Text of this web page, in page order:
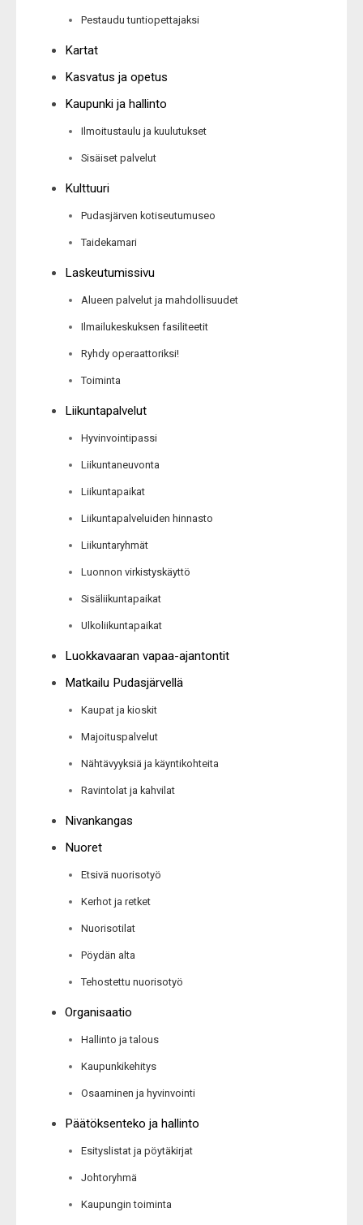
Pestaudu tuntiopettajaksi
Kartat
Kasvatus ja opetus
Kaupunki ja hallinto
Ilmoitustaulu ja kuulutukset
Sisäiset palvelut
Kulttuuri
Pudasjärven kotiseutumuseo
Taidekamari
Laskeutumissivu
Alueen palvelut ja mahdollisuudet
Ilmailukeskuksen fasiliteetit
Ryhdy operaattoriksi!
Toiminta
Liikuntapalvelut
Hyvinvointipassi
Liikuntaneuvonta
Liikuntapaikat
Liikuntapalveluiden hinnasto
Liikuntaryhmät
Luonnon virkistyskäyttö
Sisäliikuntapaikat
Ulkoliikuntapaikat
Luokkavaaran vapaa-ajantontit
Matkailu Pudasjärvellä
Kaupat ja kioskit
Majoituspalvelut
Nähtävyyksiä ja käyntikohteita
Ravintolat ja kahvilat
Nivankangas
Nuoret
Etsivä nuorisotyö
Kerhot ja retket
Nuorisotilat
Pöydän alta
Tehostettu nuorisotyö
Organisaatio
Hallinto ja talous
Kaupunkikehitys
Osaaminen ja hyvinvointi
Päätöksenteko ja hallinto
Esityslistat ja pöytäkirjat
Johtoryhmä
Kaupungin toiminta